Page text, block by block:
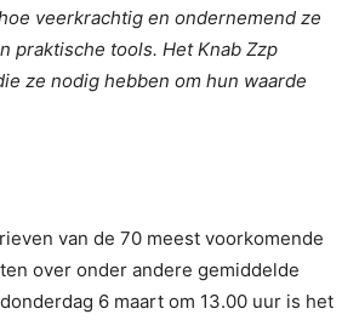
veerkrachtig en ondernemend ze
praktische tools. Het Knab Zzp
ze nodig hebben om hun waarde
van de 70 meest voorkomende
over onder andere gemiddelde
6 maart om 13.00 uur is het